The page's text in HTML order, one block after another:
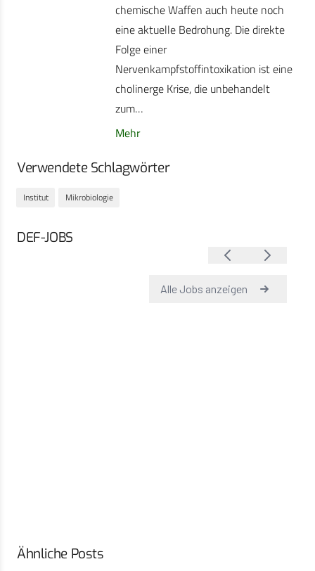
chemische Waffen auch heute noch
eine aktuelle Bedrohung. Die direkte
Folge einer
Nervenkampfstoffintoxikation ist eine
cholinerge Krise, die unbehandelt
zum…
Mehr
Verwendete Schlagwörter
Institut Mikrobiologie
DEF-JOBS
Ähnliche Posts